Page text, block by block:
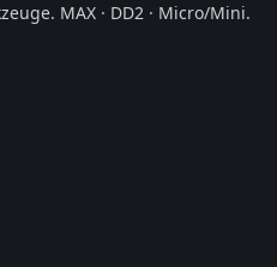
MAX · DD2 · Micro/Mini.